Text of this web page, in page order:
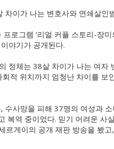
차이가 나는 변호사와 연쇄살인
로그램 ‘리얼 커플 스토리-장미
야기가 공개된다.
정체는 38살 차이가 나는 여자
적 위치까지 엄청난 차이를 보
수사망을 피해 37명의 여성과
복역 중이었다. 믿기 어려운 사
르게이의 공개 재판 방송을 봤